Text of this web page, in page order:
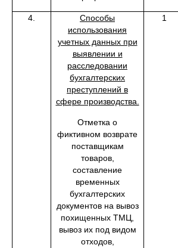
4.
Способы
использования
учетных данных при
выявлении и
расследовании
бухгалтерских
преступлений в
сфере производства.
Отметка о
фиктивном возврате
поставщикам
товаров,
составление
временных
бухгалтерских
документов на вывоз
похищенных ТМЦ,
вывоз их под видом
отходов,
1